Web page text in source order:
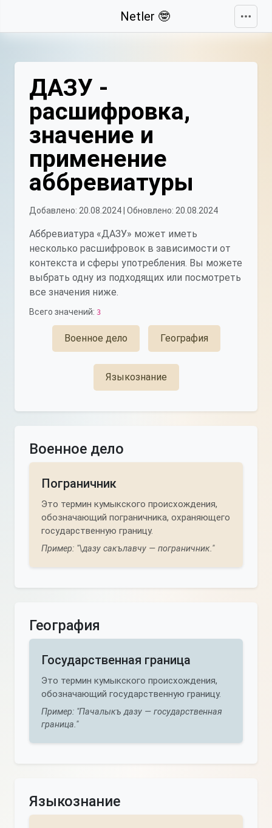
Netler 🤓
ДАЗУ -
расшифровка,
значение и
применение
аббревиатуры
Добавлено: 20.08.2024 | Обновлено: 20.08.2024
Аббревиатура «ДАЗУ» может иметь
несколько расшифровок в зависимости от
контекста и сферы употребления. Вы можете
выбрать одну из подходящих или посмотреть
все значения ниже.
Всего значений: 3
Военное дело География
Языкознание
Военное дело
Пограничник
Это термин кумыкского происхождения,
обозначающий пограничника, охраняющего
государственную границу.
Пример: "\дазу сакълавчу — пограничник."
География
Государственная граница
Это термин кумыкского происхождения,
обозначающий государственную границу.
Пример: "Пачалыкъ дазу — государственная
граница."
Языкознание